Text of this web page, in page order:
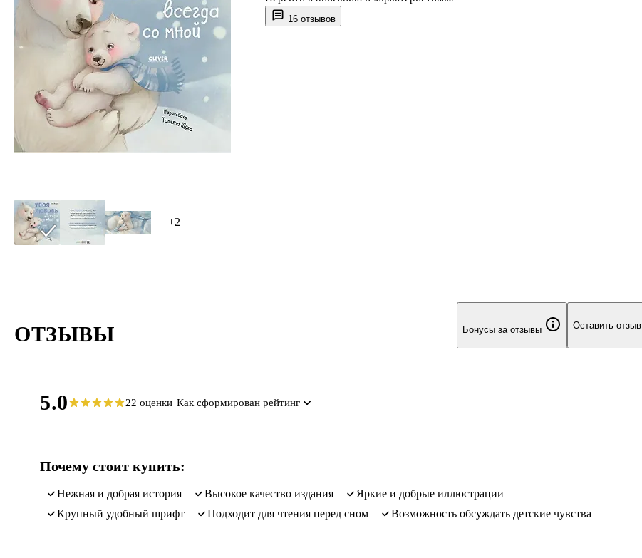
+2
16 отзывов
том, как важно говорить о своих чувствах и проводить как можно больше
времени в кругу семьи.
ОТЗЫВЫ Бонусы за отзывы Оставить отзыв
5.0 22 оценки Как сформирован рейтинг
Почему стоит купить:
нежная и добрая история высокое качество издания
яркие и добрые иллюстрации
крупный удобный шрифт
подходит для чтения перед сном возможность обсуждать детские чувства